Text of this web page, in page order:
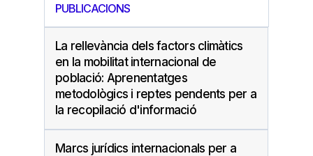
PUBLICACIONS
La rellevància dels factors climàtics
en la mobilitat internacional de
població: Aprenentatges
metodològics i reptes pendents per a
la recopilació d'informació
Marcs jurídics internacionals per a